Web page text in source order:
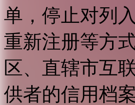
单，停止对列
重新注册等方
区、直辖市互
供者的信用档